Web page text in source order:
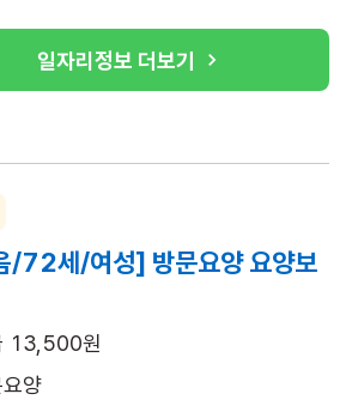
일자리정보 더보기
/72세/여성] 방문요양 요양보
13,500원
양